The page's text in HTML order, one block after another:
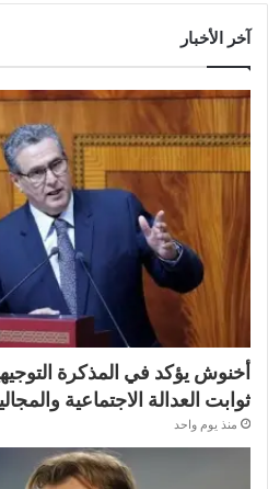
آخر الأخبار
ثوابت العدالة الاجتماعية
منذ يوم واحد